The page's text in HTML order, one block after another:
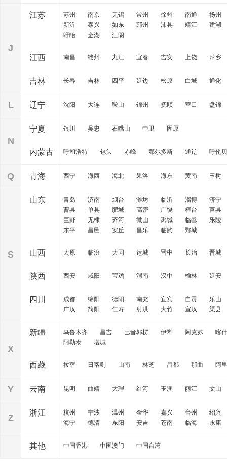
J
江苏 苏州 南京 无锡 常州 徐州 南通
扬州
新沂
泰兴 如东 邳州 沛县 靖江
建湖
盱眙
金湖 江阴
江西 南昌 赣州 九江 宜春 吉安 上饶 萍乡
吉林 长春 吉林 四平 延边 松原 白城 通化
L 辽宁 沈阳 大连 鞍山 锦州 抚顺 营口 盘锦
N
宁夏 银川 吴忠 石嘴山 中卫 固原
内蒙古 呼和浩特 包头 赤峰 鄂尔多斯 通辽 呼伦
Q 青海 西宁 海西 海北 果洛 海东 黄南 玉树
S
山东 青岛 济南 烟台 潍坊 临沂 淄博
济宁
曹县
单县 肥城 高密 广饶 桓台
莒县
巨野
无棣 齐河 微山 禹城 临邑
乐陵
东平
昌邑 安丘 昌乐 临朐 鄄城
山西 太原 临汾 大同 运城 晋中 长治 晋城
陕西 西安 咸阳 宝鸡 渭南 汉中 榆林 延安
四川 成都 绵阳 德阳 南充 宜宾 自贡
乐山
广汉
简阳 仁寿 射洪 大竹 宣汉 渠县
X
新疆 乌鲁木齐 昌吉 巴音郭楞 伊犁 阿克苏
喀什
阿勒泰
塔城
西藏 拉萨 日喀则 山南 林芝 昌都 那曲 阿里
Y 云南 昆明 曲靖 大理 红河 玉溪 丽江 文山
Z 浙江 杭州 宁波 温州 金华 嘉兴 台州
绍兴
海宁
德清 东阳 安吉 苍南 临海 永康
其他 中国香港 中国澳门 中国台湾